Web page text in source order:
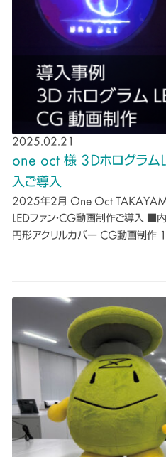
2025.02.21
one oct 様 3Dホログラム
入ご導入
2025年2月 One Oct
LEDファン・CG動画制作ご導入 ■
円形アクリルカバー CG動画制作